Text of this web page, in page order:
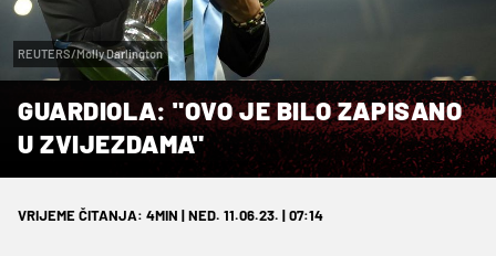
REUTERS/Molly Darlington
GUARDIOLA: "OVO JE BILO ZAPISANO
U ZVIJEZDAMA"
VRIJEME ČITANJA: 4MIN | NED. 11.06.23. | 07:14